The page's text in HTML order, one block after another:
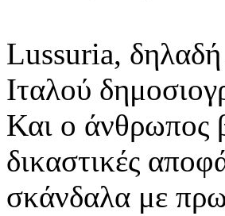
Lussuria, δηλαδή
Ιταλού
Και ο άνθρωπος
δικαστικές
σκάνδαλα με